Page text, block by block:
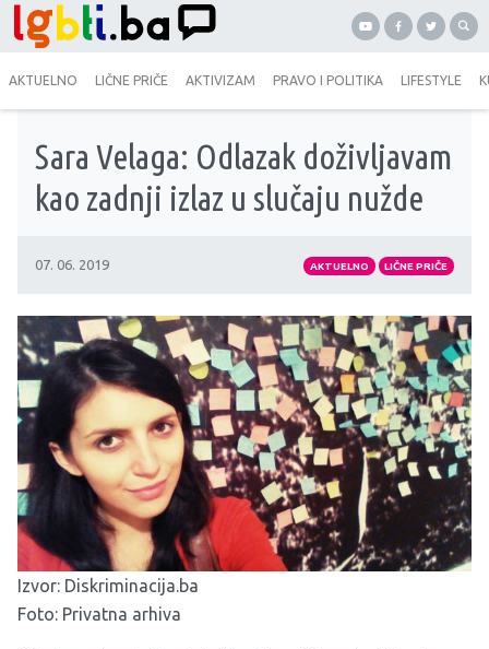
AKTUELNO LIČNE PRIČE AKTIVIZAM PRAVO I POLITIKA LIFESTYLE
Sara Velaga: Odlazak doživljavam
kao zadnji izlaz u slučaju nužde
07. 06. 2019 AKTUELNO LIČNE PRIČE
Izvor: Diskriminacija.ba
Foto: Privatna arhiva